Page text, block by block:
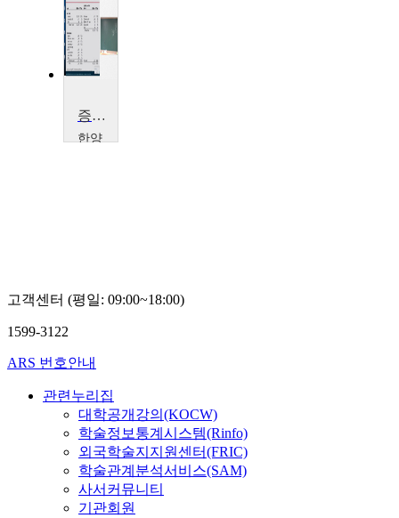
증권투자론
한양
고객센터 (평일: 09:00~18:00)
1599-3122
ARS 번호안내
관련누리집
대학공개강의(KOCW)
학술정보통계시스템(Rinfo)
외국학술지지원센터(FRIC)
학술관계분석서비스(SAM)
사서커뮤니티
기관회원